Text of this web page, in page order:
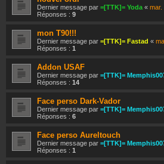
Dernier message par =[TTK]= Yoda « mar.
Réponses : 9
mon T90!!!
Dernier message par =[TTK]= Fastad «
Réponses : 1
Addon USAF
Dernier message par =[TTK]=
Réponses : 14
Face perso Dark-Vador
Dernier message par =[TTK]=
Réponses : 6
Face perso Aureltouch
Dernier message par =[TTK]=
Réponses : 1